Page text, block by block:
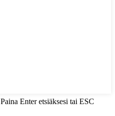
Paina Enter etsiäksesi tai ESC